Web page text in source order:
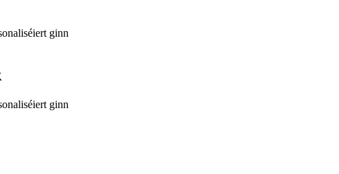
ginn
ginn